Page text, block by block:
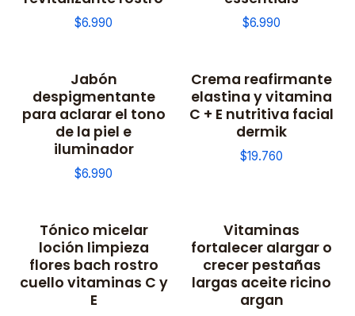
$6.990 $6.990
Jabón
despigmentante
para aclarar el tono
de la piel e
iluminador
$6.990
Crema reafirmante
elastina y vitamina
C + E nutritiva facial
dermik
$19.760
Tónico micelar
loción limpieza
flores bach rostro
cuello vitaminas C y
E
Vitaminas
fortalecer alargar o
crecer pestañas
largas aceite ricino
argan